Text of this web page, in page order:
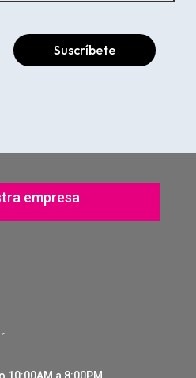
Suscríbete
empresa
10:00AM a 8:00PM